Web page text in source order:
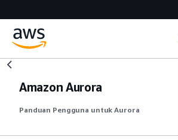
Amazon Aurora
Panduan Pengguna untuk Aurora